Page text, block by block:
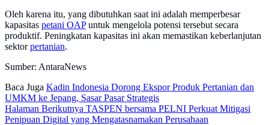
Oleh karena itu, yang dibutuhkan saat ini adalah memperbesar
kapasitas petani OAPuntuk mengelola potensi tersebut secara
produktif. Peningkatan kapasitas ini akan memastikan keberlanjutan
sektorpertanian.
Sumber: AntaraNews
Baca Juga Kadin Indonesia Dorong Ekspor Produk Pertanian dan
UMKM ke Jepang, Sasar Pasar Strategis
Halaman Berikutnya TASPEN bersama PELNI Perkuat Mitigasi
Penipuan Digital yang Mengatasnamakan Perusahaan